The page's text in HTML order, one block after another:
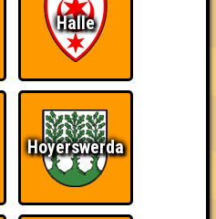
feine "Nepomuk Quiznight" in
von unseren guten
erwarten euch fünf Runden
verschiedensten Formen,
Halle
Hoyerswerda